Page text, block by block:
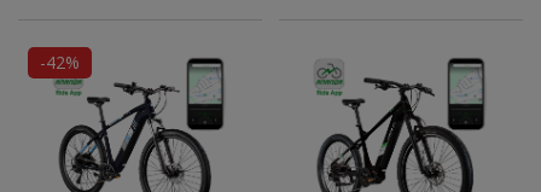
-42%